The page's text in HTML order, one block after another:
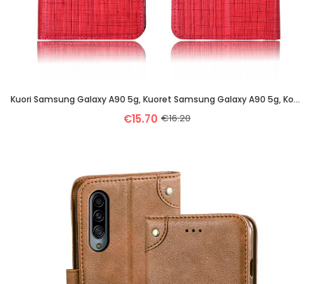
Kuori Samsung Galaxy A90 5g, Kuoret Samsung Galaxy A90 5g, Kotelo Samsung Galaxy A90 5g Nahkakuori A
€15.70 €16.20